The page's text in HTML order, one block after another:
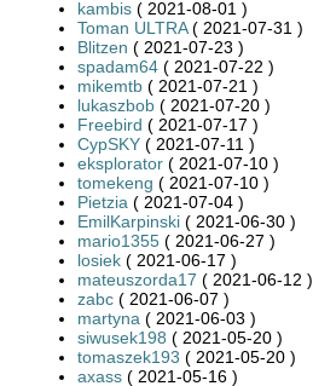
kambis ( 2021-08-01 )
Toman ULTRA( 2021-07-31 )
Blitzen ( 2021-07-23 )
spadam64 ( 2021-07-22 )
mikemtb ( 2021-07-21 )
lukaszbob ( 2021-07-20 )
Freebird ( 2021-07-17 )
CypSKY ( 2021-07-11 )
eksplorator ( 2021-07-10 )
tomekeng ( 2021-07-10 )
Pietzia ( 2021-07-04 )
EmilKarpinski ( 2021-06-30 )
mario1355 ( 2021-06-27 )
losiek ( 2021-06-17 )
mateuszorda17 ( 2021-06-12 )
zabc ( 2021-06-07 )
martyna ( 2021-06-03 )
siwusek198 ( 2021-05-20 )
tomaszek193 ( 2021-05-20 )
axass ( 2021-05-16 )